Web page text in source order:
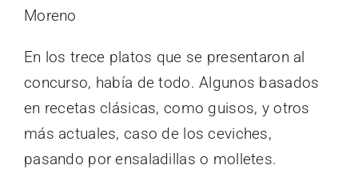
Moreno
En los trece platos que se presentaron al
concurso, había de todo. Algunos basados
en recetas clásicas, como guisos, y otros
más actuales, caso de los ceviches,
pasando por ensaladillas o molletes.